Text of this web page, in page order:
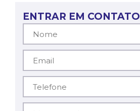
ENTRAR EM CONTATO